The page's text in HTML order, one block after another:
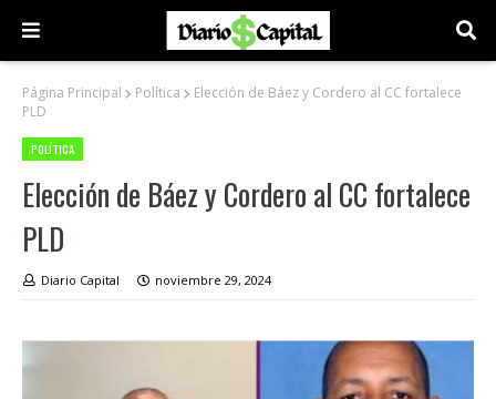
Página Principal Política
Elección de Báez y Cordero al CC fortalece
PLD
POLÍTICA
Elección de Báez y Cordero al CC fortalece
PLD
Diario Capital noviembre 29, 2024